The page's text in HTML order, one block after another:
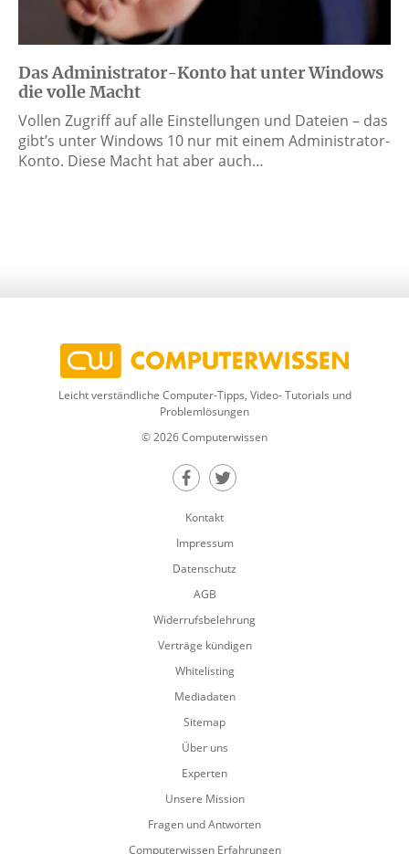
Das Administrator-Konto hat unter Windows
die volle Macht
Vollen Zugriff auf alle Einstellungen und Dateien – das
gibt’s unter Windows 10 nur mit einem Administrator-
Konto. Diese Macht hat aber auch…
Leicht verständliche Computer-Tipps, Video- Tutorials und
Problemlösungen
© 2026 Computerwissen
Teilen auf Facebook
Teilen auf Twitter
Kontakt
Impressum
Datenschutz
AGB
Widerrufsbelehrung
Verträge kündigen
Whitelisting
Mediadaten
Sitemap
Über uns
Experten
Unsere Mission
Fragen und Antworten
Computerwissen Erfahrungen